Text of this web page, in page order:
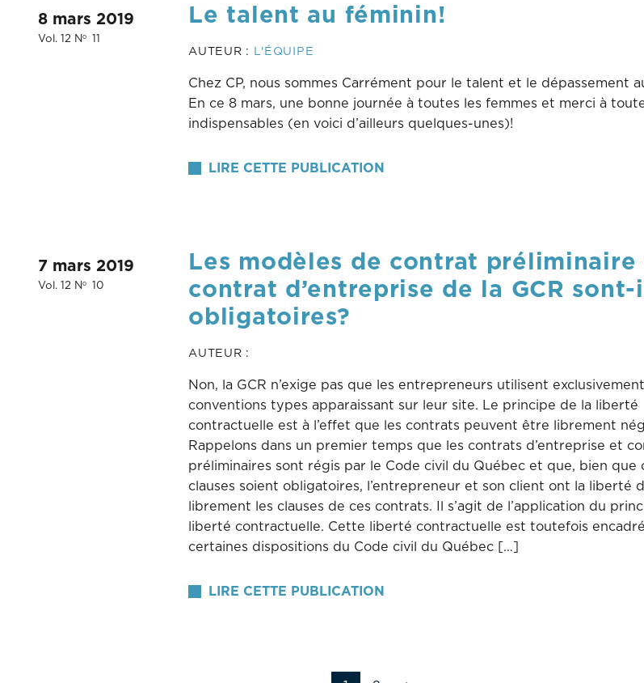
8 mars 2019
Vol. 12 No 11
Le talent au féminin!
AUTEUR : L'ÉQUIPE
Chez CP, nous sommes Carrément pour le talent et le dépassement
En ce 8 mars, une bonne journée à toutes les femmes et merci à
indispensables (en voici d’ailleurs quelques-unes)!
LIRE CETTE PUBLICATION
7 mars 2019
Vol. 12 No 10
Les modèles de contrat préliminaire
contrat d’entreprise de la GCR sont-
obligatoires?
AUTEUR :
Non, la GCR n’exige pas que les entrepreneurs utilisent
conventions types apparaissant sur leur site. Le principe de la liberté
contractuelle est à l’effet que les contrats peuvent être librement
Rappelons dans un premier temps que les contrats d’entreprise et
préliminaires sont régis par le Code civil du Québec et que, bien que
clauses soient obligatoires, l’entrepreneur et son client ont la liberté
librement les clauses de ces contrats. Il s’agit de l’application du
liberté contractuelle. Cette liberté contractuelle est toutefois
certaines dispositions du Code civil du Québec […]
LIRE CETTE PUBLICATION